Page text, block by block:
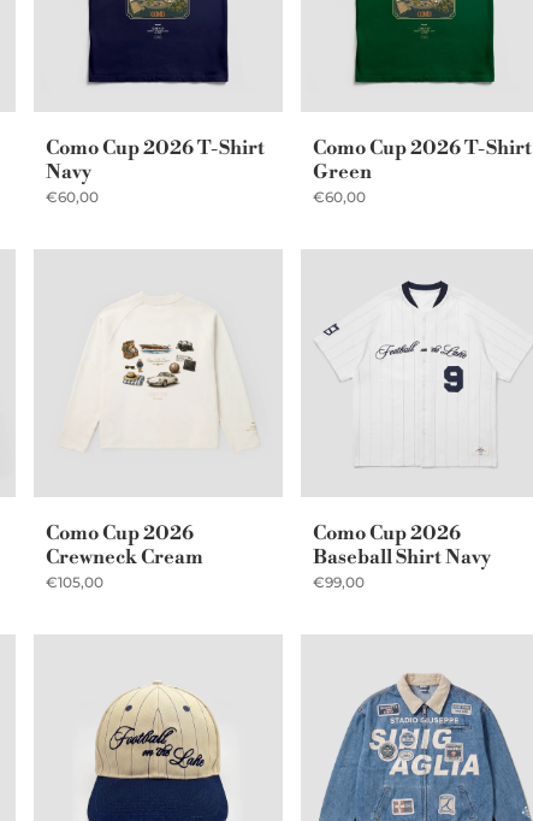
Como Cup 2026 T-Shirt
Navy
€60,00
Como Cup 2026 T-Shirt
Green
€60,00
Como Cup 2026
Crewneck Cream
€105,00
Como Cup 2026
Baseball Shirt Navy
€99,00